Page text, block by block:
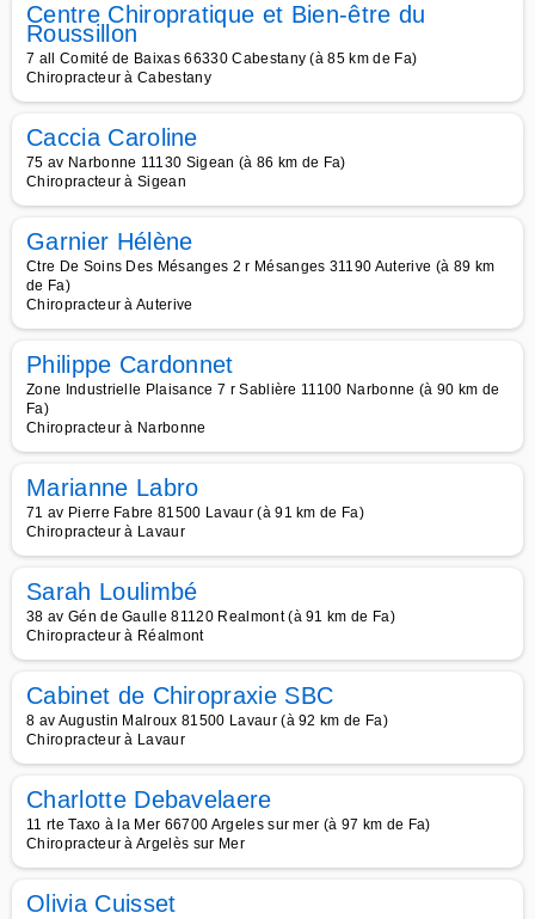
Centre Chiropratique et Bien-être du
Roussillon
7 all Comité de Baixas 66330 Cabestany (à 85 km de Fa)
Chiropracteur à Cabestany
Caccia Caroline
75 av Narbonne 11130 Sigean (à 86 km de Fa)
Chiropracteur à Sigean
Garnier Hélène
Ctre De Soins Des Mésanges 2 r Mésanges 31190 Auterive (à 89 km
de Fa)
Chiropracteur à Auterive
Philippe Cardonnet
Zone Industrielle Plaisance 7 r Sablière 11100 Narbonne (à 90 km de
Fa)
Chiropracteur à Narbonne
Marianne Labro
71 av Pierre Fabre 81500 Lavaur (à 91 km de Fa)
Chiropracteur à Lavaur
Sarah Loulimbé
38 av Gén de Gaulle 81120 Realmont (à 91 km de Fa)
Chiropracteur à Réalmont
Cabinet de Chiropraxie SBC
8 av Augustin Malroux 81500 Lavaur (à 92 km de Fa)
Chiropracteur à Lavaur
Charlotte Debavelaere
11 rte Taxo à la Mer 66700 Argeles sur mer (à 97 km de Fa)
Chiropracteur à Argelès sur Mer
Olivia Cuisset